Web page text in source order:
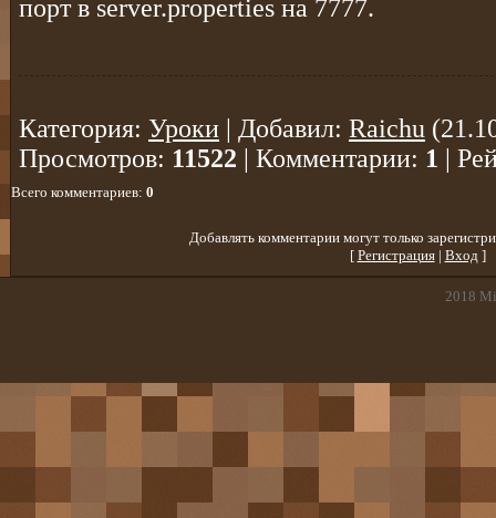
порт в server.properties на 7777.
Категория: Уроки | Добавил: Raichu
Просмотров: 11522 | Комментарии: 1 |
Всего комментариев: 0
Добавлять комментарии могут только
[ Регистрация| Вход ]
2018